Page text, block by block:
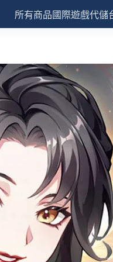
所有商品國際遊戲代儲